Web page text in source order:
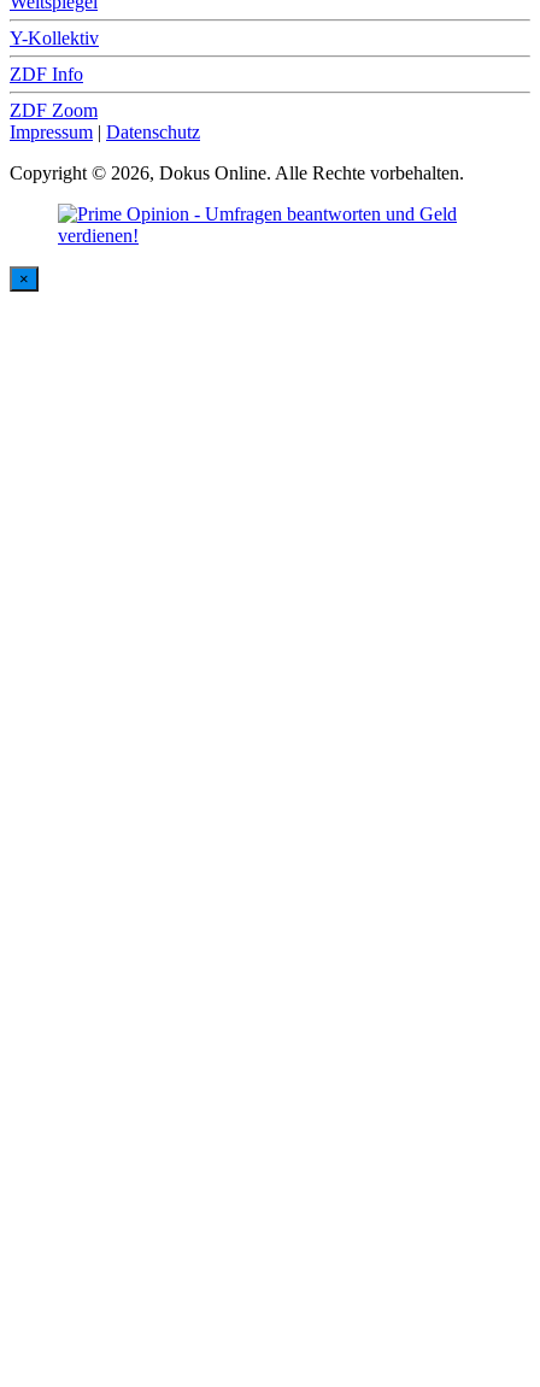
Y-Kollektiv
ZDF Info
ZDF Zoom
Impressum | Datenschutz
Copyright © 2026, Dokus Online. Alle Rechte vorbehalten.
×